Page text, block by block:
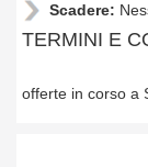
Scadere:
TERMINI E
offerte in corso a